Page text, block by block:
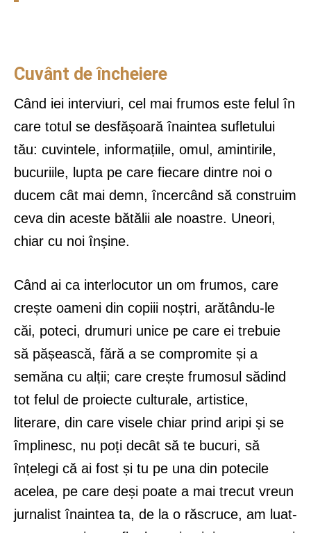
Cuvânt de încheiere
Când iei interviuri, cel mai frumos este felul în
care totul se desfășoară înaintea sufletului
tău: cuvintele, informațiile, omul, amintirile,
bucuriile, lupta pe care fiecare dintre noi o
ducem cât mai demn, încercând să construim
ceva din aceste bătălii ale noastre. Uneori,
chiar cu noi înșine.
Când ai ca interlocutor un om frumos, care
crește oameni din copiii noștri, arătându-le
căi, poteci, drumuri unice pe care ei trebuie
să pășească, fără a se compromite și a
semăna cu alții; care crește frumosul sădind
tot felul de proiecte culturale, artistice,
literare, din care visele chiar prind aripi și se
împlinesc, nu poți decât să te bucuri, să
înțelegi că ai fost și tu pe una din potecile
acelea, pe care deși poate a mai trecut vreun
jurnalist înaintea ta, de la o răscruce, am luat-